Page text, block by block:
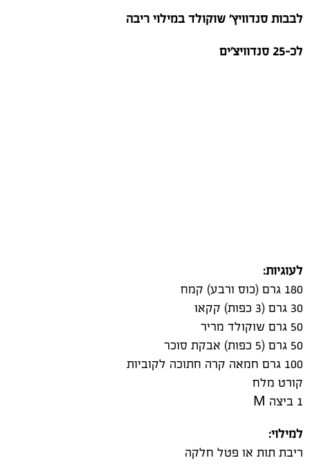
לבבות סנדוויץ' שוקולד במילוי ריבה
לכ-25 סנדוויצ'ים
לעוגיות:
180 גרם (כוס ורבע) קמח
30 גרם (3 כפות) קקאו
50 גרם שוקולד מריר
50 גרם (5 כפות) אבקת סוכר
100 גרם חמאה קרה חתוכה לקוביות
קורט מלח
1 ביצה M
למילוי:
ריבת תות או פטל חלקה